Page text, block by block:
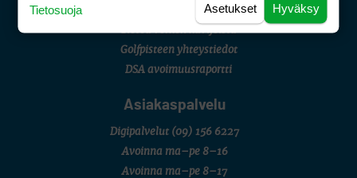
Mediahinnasto
Golfpisteen yhteystiedot
DSA avoimuusraportti
Asiakaspalvelu
Digipalvelut (09) 156 6227
Avoinna ma–pe 8–16
Avoinna ma–pe 8–17
Hyväksy
Asetukset
Tietosuoja